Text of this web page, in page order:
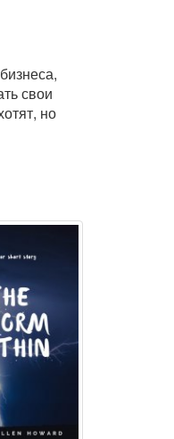
свои
но